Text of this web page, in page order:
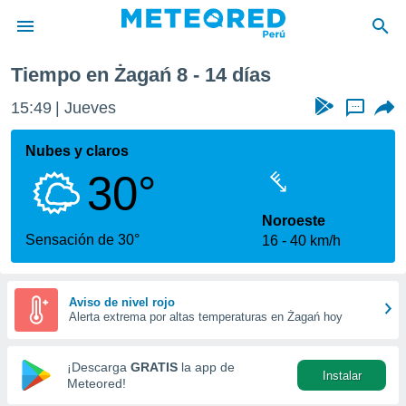
de
ha sido
calidad.
a este
las
y
forma
digital
basada
Tiempo en Żagań 8 - 14 días
15:49 Jueves ...
Nubes y claros
30°
Sensación de 30°
Noroeste
16
40 km/h
Aviso de nivel rojo
Alerta extrema por altas temperaturas en Żagań hoy
¡Descarga GRATIS la app de
Meteored!
Instalar